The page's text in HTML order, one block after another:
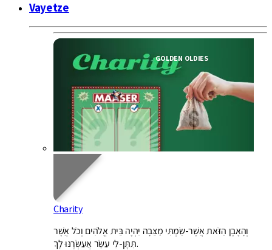
Vayetze
GOLDEN OLDIES
Charity
וְהָאֶבֶן הַזֹּאת אֲשֶׁר-שַׂמְתִּי מַצֵּבָה יִהְיֶה בֵּית אֱלֹהִים וְכֹל אֲשֶׁר
תִּתֶּן-לִי עַשֵּׂר אֲעַשְּׂרֶנּוּ לָךְ.